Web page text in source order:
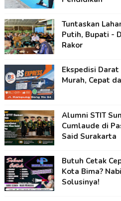
Tuntaskan
Putih, Bupati -
Rakor
Ekspedisi
Murah, Cepat
Alumni STIT
Cumlaude di
Said Surakarta
Butuh Cetak
Kota Bima?
Solusinya!